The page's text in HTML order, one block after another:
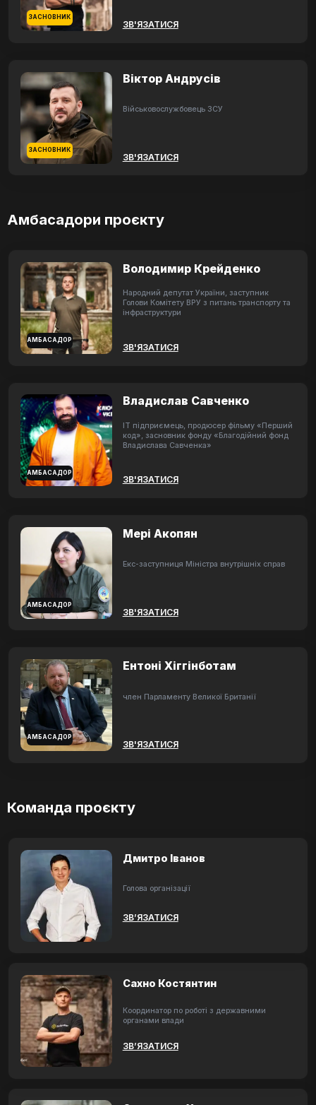
ЗАСНОВНИК
ЗВ'ЯЗАТИСЯ
ЗАСНОВНИК
Віктор Андрусів
Військовослужбовець ЗСУ
ЗВ'ЯЗАТИСЯ
Амбасадори проєкту
АМБАСАДОР
Володимир Крейденко
Народний депутат України, заступник
Голови Комітету ВРУ з питань транспорту та
інфраструктури
ЗВ'ЯЗАТИСЯ
АМБАСАДОР
Владислав Савченко
ІТ підприємець, продюсер фільму «Перший
код», засновник фонду «Благодійний фонд
Владислава Савченка»
ЗВ'ЯЗАТИСЯ
АМБАСАДОР
Мері Акопян
Екс-заступниця Міністра внутрішніх справ
ЗВ'ЯЗАТИСЯ
АМБАСАДОР
Ентоні Хіггінботам
член Парламенту Великої Британії
ЗВ'ЯЗАТИСЯ
Команда проєкту
Дмитро Іванов
Голова організації
ЗВ’ЯЗАТИСЯ
Сахно Костянтин
Координатор по роботі з державними
органами влади
ЗВ’ЯЗАТИСЯ